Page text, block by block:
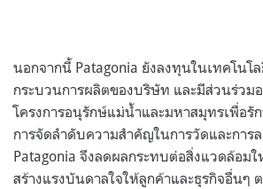
นอกจากนี้ Patagonia ยังลงทุนในเทคโนโ
กระบวนการผลิตของบริษัท และมีส่วนร่วม
โครงการอนุรักษ์แม่น้ำและมหาสมุทรเพื่อรั
การจัดลำดับความสำคัญในการวัดและการ
Patagonia จึงลดผลกระทบต่อสิ่งแวดล้อม
สร้างแรงบันดาลใจให้ลูกค้าและธุรกิจอื่นๆ